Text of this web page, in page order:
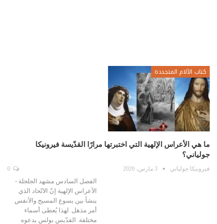
كتاب الآلام المتجددة
ما هي الأعراس الإلهية التي اختبرتها مرارًا القدّيسة فيرونيكا
جولياني؟
فيرونيكا جولياني 3 مارس، 2020
الفصل السادس مشهد الجلجلة -
الأعراس الإلهية إنّ الاتّحاد الذي
ينشأ بين يسوع المسيح والأنفس
أمر مذهل. لهذا يُعطى أسماء
مختلفة. القدّيس بولس يدعوه